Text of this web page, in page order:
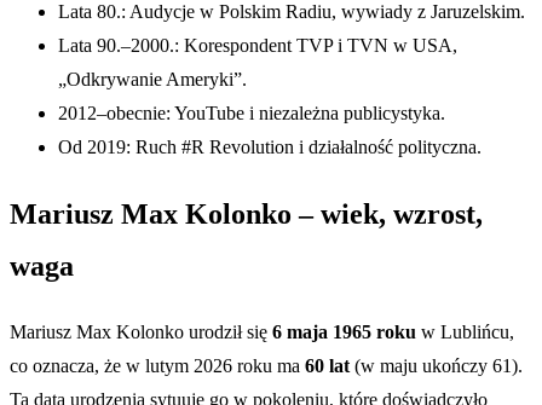
Lata 80.: Audycje w Polskim Radiu, wywiady z Jaruzelskim.
Lata 90.–2000.: Korespondent TVP i TVN w USA,
„Odkrywanie Ameryki”.
2012–obecnie: YouTube i niezależna publicystyka.
Od 2019: Ruch #R Revolution i działalność polityczna.
Mariusz Max Kolonko – wiek, wzrost,
waga
Mariusz Max Kolonko urodził się 6 maja 1965 roku w Lublińcu,
co oznacza, że w lutym 2026 roku ma 60 lat(w maju ukończy 61).
Ta data urodzenia sytuuje go w pokoleniu, które doświadczyło